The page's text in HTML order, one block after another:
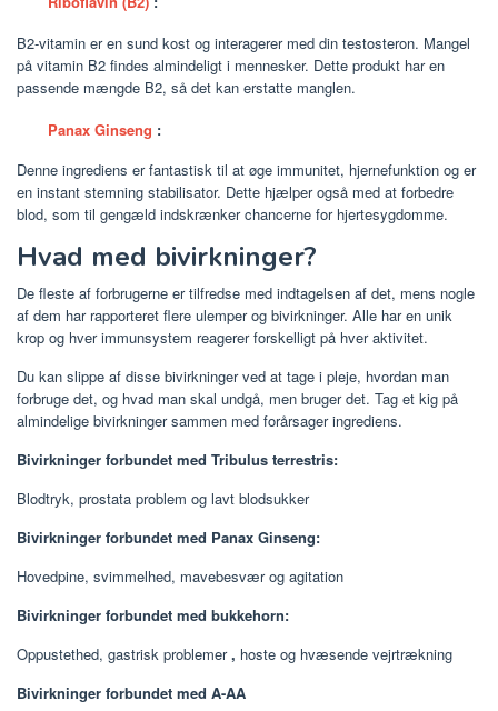
B2-vitamin er en sund kost og interagerer med din testosteron. Mangel
på vitamin B2 findes almindeligt i mennesker. Dette produkt har en
passende mængde B2, så det kan erstatte manglen.
Panax Ginseng :
Denne ingrediens er fantastisk til at øge immunitet, hjernefunktion og er
en instant stemning stabilisator. Dette hjælper også med at forbedre
blod, som til gengæld indskrænker chancerne for hjertesygdomme.
Hvad med bivirkninger?
De fleste af forbrugerne er tilfredse med indtagelsen af ​​det, mens nogle
af dem har rapporteret flere ulemper og bivirkninger. Alle har en unik
krop og hver immunsystem reagerer forskelligt på hver aktivitet.
Du kan slippe af disse bivirkninger ved at tage i pleje, hvordan man
forbruge det, og hvad man skal undgå, men bruger det. Tag et kig på
almindelige bivirkninger sammen med forårsager ingrediens.
Bivirkninger forbundet med Tribulus terrestris:
Blodtryk, prostata problem og lavt blodsukker
Bivirkninger forbundet med Panax Ginseng:
Hovedpine, svimmelhed, mavebesvær og agitation
Bivirkninger forbundet med bukkehorn:
Oppustethed, gastrisk problemer, hoste og hvæsende vejrtrækning
Bivirkninger forbundet med A-AA